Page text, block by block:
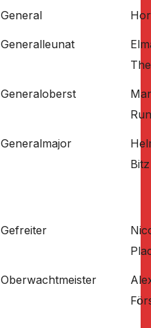
General
Generalleunat
Generaloberst
Generalmajor
Bitz
Gefreiter
Oberwachtmeister